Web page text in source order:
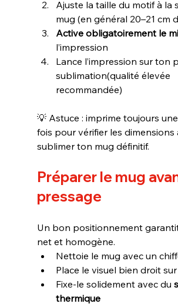
Ajuste la taille du motif à la
mug (en général 20–21 cm
Active obligatoirement le
l’impression
Lance l’impression sur ton
sublimation(qualité élevée
recommandée)
💡 Astuce : imprime toujours
fois pour vérifier les dimensions
sublimer ton mug définitif.
Préparer le mug
pressage
Un bon positionnement
net et homogène.
Nettoie le mug avec un
Place le visuel bien droit
Fixe-le solidement avec du
thermique